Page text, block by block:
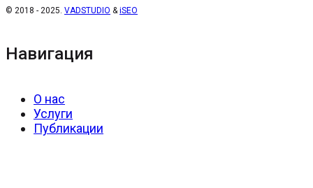
© 2018 - 2025. VADSTUDIO &iSEO
Навигация
О нас
Услуги
Публикации